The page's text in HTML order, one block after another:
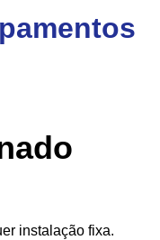
instalação fixa.